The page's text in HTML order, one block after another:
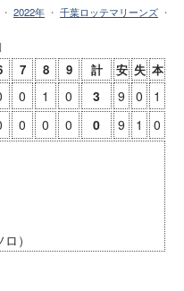
・ 2022年 ・ 千葉ロッテマリーンズ ・
7 8 9 計 安 失 本
0 1 0 3 9 0 1
0 0 0 0 9 1
0
）